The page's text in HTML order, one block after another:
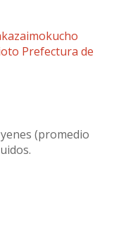
Prefectura de
yenes (promedio